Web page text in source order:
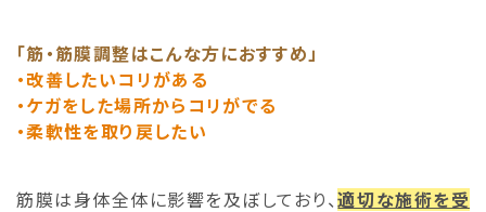
「筋・筋膜調整はこんな方におすすめ 」
・改善したいコリがある
・ケガをした場所からコリがでる
・柔軟性を取り戻したい
筋膜は身体全体に影響を及ぼしており、適切な施術を受